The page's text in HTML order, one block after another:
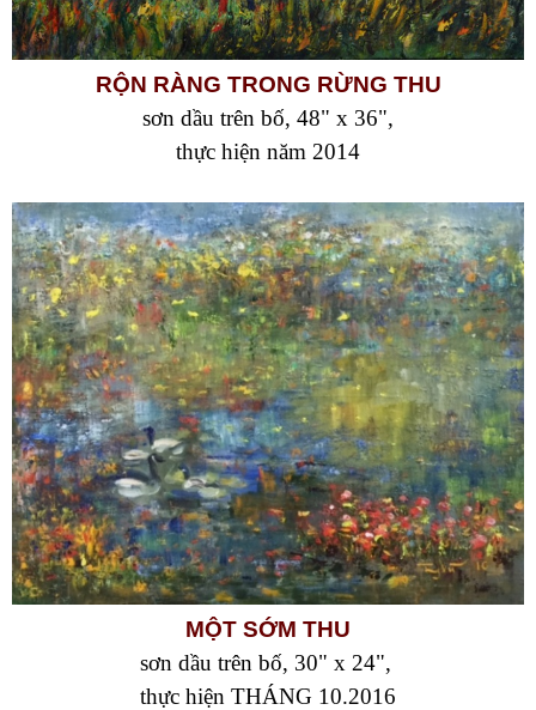
RỘN RÀNG TRONG RỪNG THU
sơn dầu trên bố, 48" x 36",
thực hiện năm 2014
MỘT SỚM THU
sơn dầu trên bố, 30" x 24",
thực hiện THÁNG 10.2016